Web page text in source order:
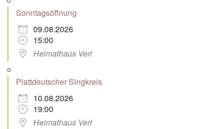
Sonntagsöffnung
09.08.2026
15:00
Heimathaus Verl
Plattdeutscher Singkreis
10.08.2026
19:00
Heimathaus Verl